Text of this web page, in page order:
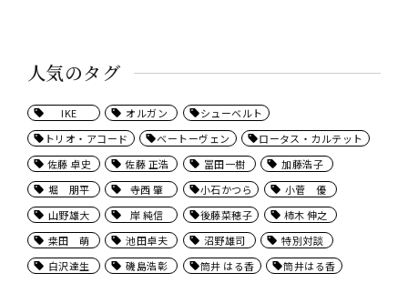
人気のタグ
IKE オルガン
シューベルト
トリオ・アコード
ベートーヴェン
ロータス・カルテット
佐藤 卓史
佐藤 正浩 冨田一樹
加藤浩子
堀 朋平
寺西 肇 小石かつら
小菅 優
山野雄大
岸 純信 後藤菜穂子
柿木 伸之
桒田 萌
池田卓夫 沼野雄司
特別対談
白沢達生
磯島浩彰 筒井 はる香
筒井はる香